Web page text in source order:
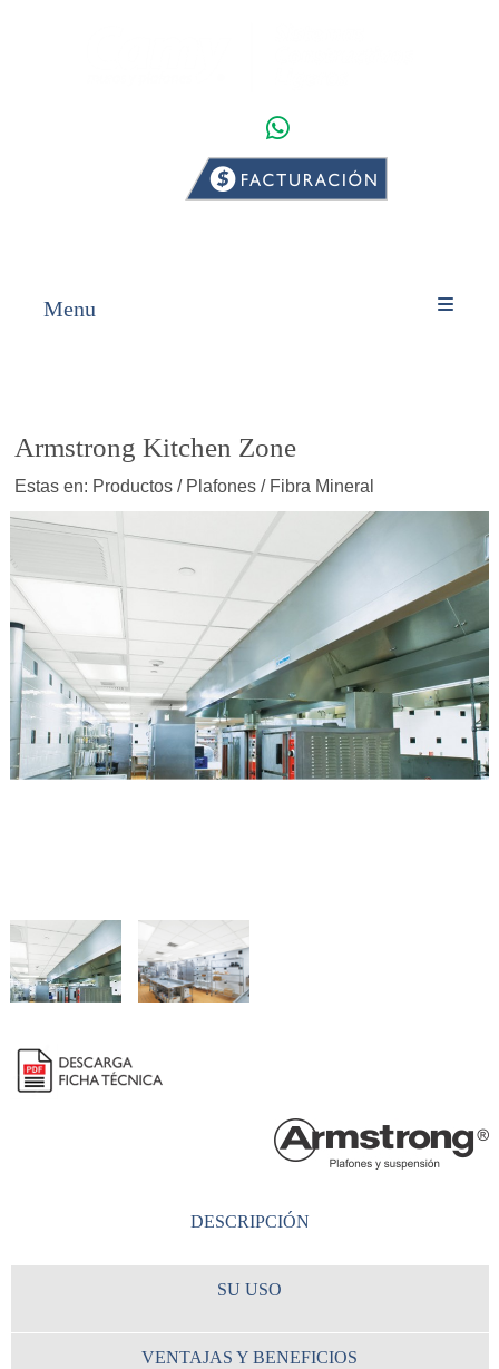
Menu
Armstrong Kitchen Zone
Estas en: Productos / Plafones / Fibra Mineral
DESCRIPCIÓN
SU USO
VENTAJAS Y BENEFICIOS